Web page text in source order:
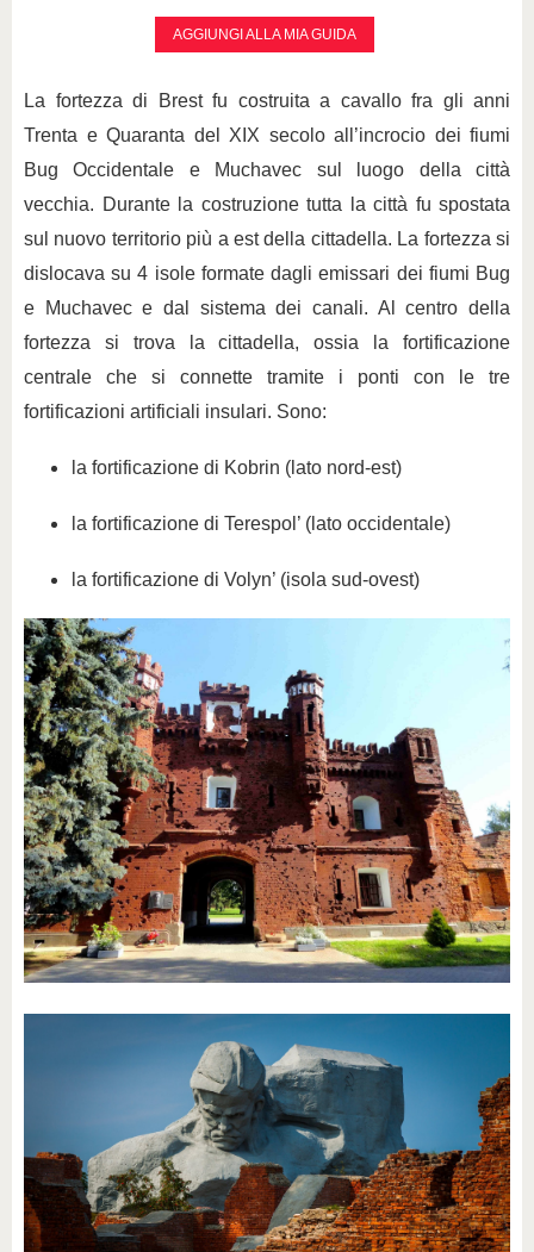
AGGIUNGI ALLA MIA GUIDA
La fortezza di Brest fu costruita a cavallo fra gli anni
Trenta e Quaranta del XIX secolo all’incrocio dei fiumi
Bug Occidentale e Muchavec sul luogo della città
vecchia. Durante la costruzione tutta la città fu spostata
sul nuovo territorio più a est della cittadella. La fortezza si
dislocava su 4 isole formate dagli emissari dei fiumi Bug
e Muchavec e dal sistema dei canali. Al centro della
fortezza si trova la cittadella, ossia la fortificazione
centrale che si connette tramite i ponti con le tre
fortificazioni artificiali insulari. Sono:
la fortificazione di Kobrin (lato nord-est)
la fortificazione di Terespol’ (lato occidentale)
la fortificazione di Volyn’ (isola sud-ovest)